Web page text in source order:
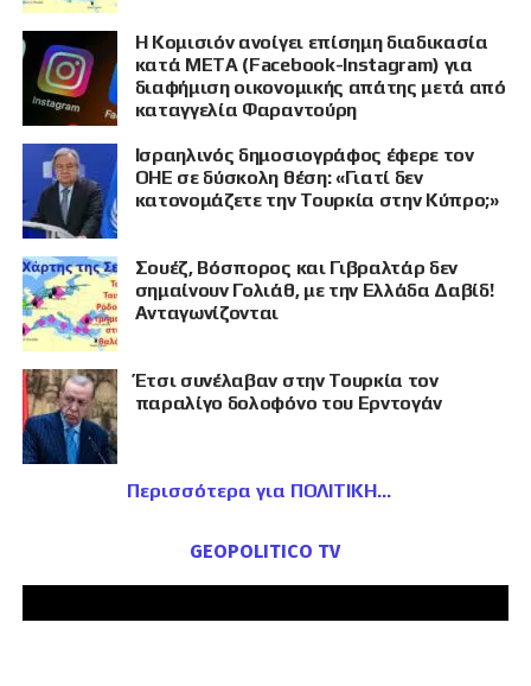
Η Κομισιόν ανοίγει επίσημη διαδικασία
κατά META (Facebook-Instagram) για
διαφήμιση οικονομικής απάτης μετά από
καταγγελία Φαραντούρη
Ισραηλινός δημοσιογράφος έφερε τον
ΟΗΕ σε δύσκολη θέση: «Γιατί δεν
κατονομάζετε την Τουρκία στην Κύπρο;»
Σουέζ, Βόσπορος και Γιβραλτάρ δεν
σημαίνουν Γολιάθ, με την Ελλάδα Δαβίδ!
Ανταγωνίζονται
Έτσι συνέλαβαν στην Τουρκία τον
παραλίγο δολοφόνο του Ερντογάν
Περισσότερα για ΠΟΛΙΤΙΚΗ
GEOPOLITICO TV